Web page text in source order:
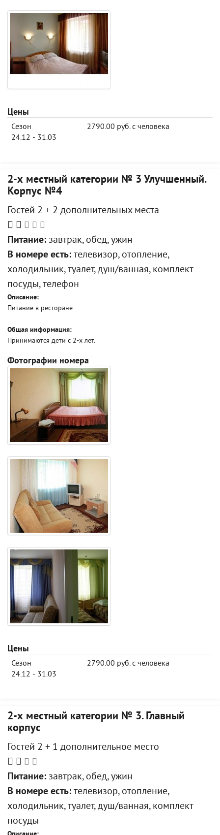
Цены
Сезон
24.12 - 31.03
2790.00 руб. с человека
2-х местный категории № 3 Улучшенный.
Корпус №4
Гостей 2 + 2 дополнительных места
Питание: завтрак, обед, ужин
В номере есть: телевизор, отопление,
холодильник, туалет, душ/ванная, комплект
посуды, телефон
Описание:
Питание в ресторане
Общая информация:
Принимаются дети с 2-х лет.
Фотографии номера
Цены
Сезон
24.12 - 31.03
2790.00 руб. с человека
2-х местный категории № 3. Главный
корпус
Гостей 2 + 1 дополнительное место
Питание: завтрак, обед, ужин
В номере есть: телевизор, отопление,
холодильник, туалет, душ/ванная, комплект
посуды